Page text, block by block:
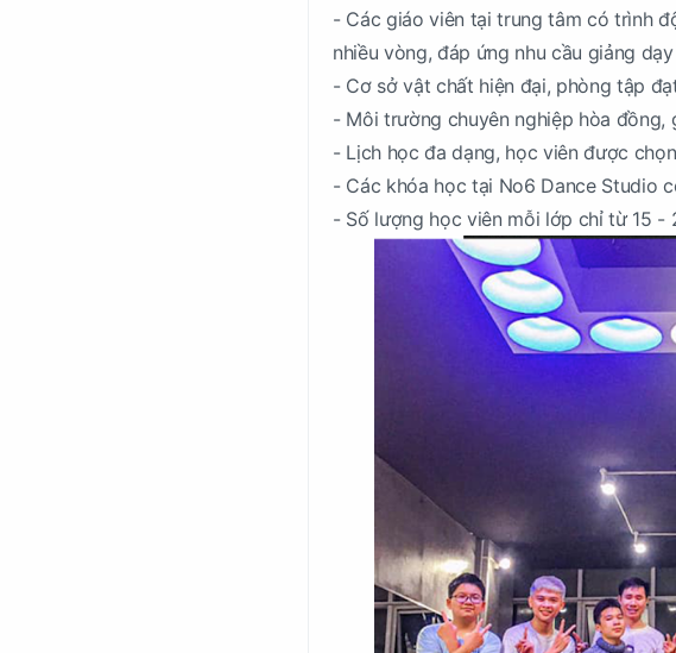
- Các giáo viên tại trung tâm có trình
nhiều vòng, đáp ứng nhu cầu giảng
- Cơ sở vật chất hiện đại, phòng tập
- Môi trường chuyên nghiệp hòa đồng,
- Lịch học đa dạng, học viên được
- Các khóa học tại No6 Dance Studio
- Số lượng học viên mỗi lớp chỉ từ 15